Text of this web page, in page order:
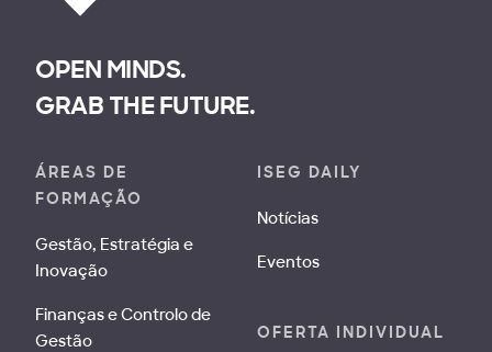
OPEN MINDS.
GRAB THE FUTURE.
ÁREAS DE
FORMAÇÃO
Gestão, Estratégia e
Inovação
Finanças e Controlo de
Gestão
ISEG DAILY
Notícias
Eventos
OFERTA INDIVIDUAL